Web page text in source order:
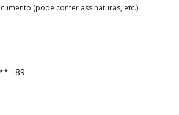
(pode conter assinaturas, etc.)
: 89